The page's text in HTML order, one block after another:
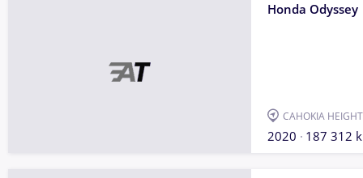
Honda Odyssey
CAHOKIA
2020 187 312